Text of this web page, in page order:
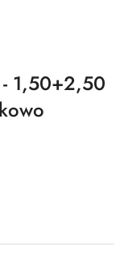
- 1,50+2,50